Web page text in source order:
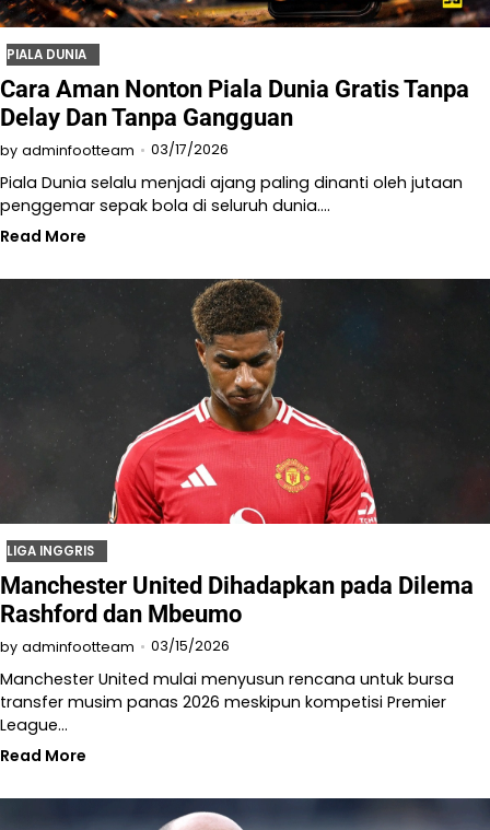
PIALA DUNIA
Cara Aman Nonton Piala Dunia Gratis Tanpa
Delay Dan Tanpa Gangguan
by adminfootteam 03/17/2026
Piala Dunia selalu menjadi ajang paling dinanti oleh jutaan
penggemar sepak bola di seluruh dunia.…
Read More
LIGA INGGRIS
Manchester United Dihadapkan pada Dilema
Rashford dan Mbeumo
by adminfootteam 03/15/2026
Manchester United mulai menyusun rencana untuk bursa
transfer musim panas 2026 meskipun kompetisi Premier
League…
Read More